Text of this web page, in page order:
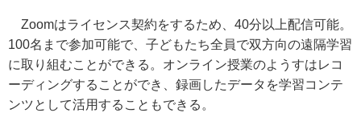
Zoomはライセンス契約をするため、40分以上配信可能。
100名まで参加可能で、子どもたち全員で双方向の遠隔学習
に取り組むことができる。オンライン授業のようすはレコ
ーディングすることができ、録画したデータを学習コンテ
ンツとして活用することもできる。